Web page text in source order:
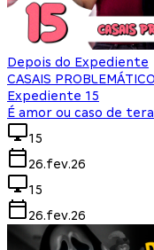
Depois do Expediente
CASAIS
Expediente 15
É amor ou caso de
15
26.fev.26
15
26.fev.26